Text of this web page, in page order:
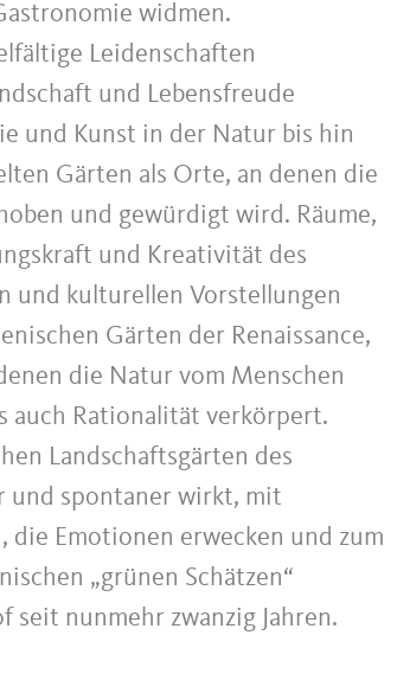
widmen.
Leidenschaften
und Lebensfreude
und Kunst in der Natur bis hin
Gärten als Orte, an denen die
und gewürdigt wird. Räume,
und Kreativität des
und kulturellen Vorstellungen
Gärten der Renaissance,
die Natur vom Menschen
auch Rationalität verkörpert.
Landschaftsgärten des
und spontaner wirkt, mit
die Emotionen erwecken und zum
„grünen Schätzen“
seit nunmehr zwanzig Jahren.